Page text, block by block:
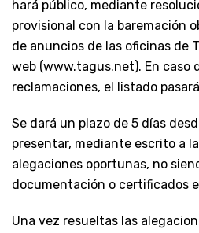
hará público, mediante
provisional con la baremación
de anuncios de las oficinas de
web (www.tagus.net). En caso
reclamaciones, el listado
Se dará un plazo de 5 días
presentar, mediante escrito a
alegaciones oportunas, no
documentación o certificados
Una vez resueltas las